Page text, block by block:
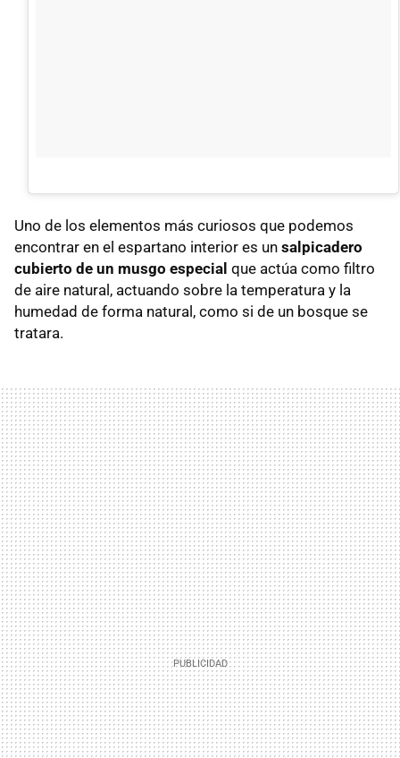
Uno de los elementos más curiosos que podemos
encontrar en el espartano interior es un salpicadero
cubierto de un musgo especial que actúa como filtro
de aire natural, actuando sobre la temperatura y la
humedad de forma natural, como si de un bosque se
tratara.